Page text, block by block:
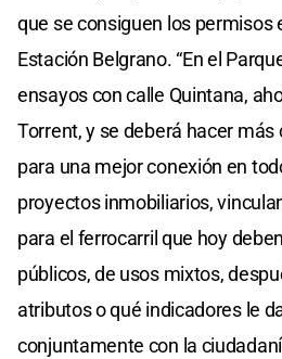
que se consiguen los permisos
Estación Belgrano. “En el
ensayos con calle Quintana,
Torrent, y se deberá hacer más
para una mejor conexión en
proyectos inmobiliarios,
para el ferrocarril que hoy
públicos, de usos mixtos,
atributos o qué indicadores le
conjuntamente con la